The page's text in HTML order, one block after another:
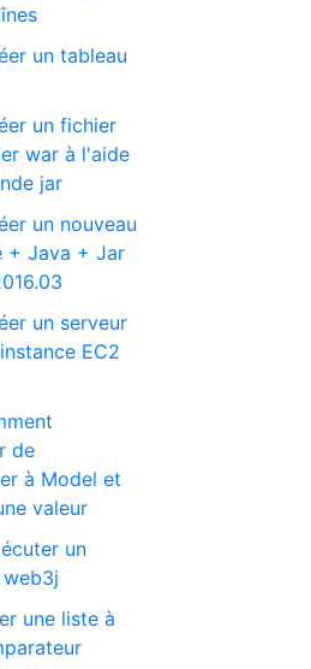
un tableau
un fichier
war à l'aide
jar
un nouveau
+ Java + Jar
un serveur
EC2
de
à Model et
valeur
un
une liste à